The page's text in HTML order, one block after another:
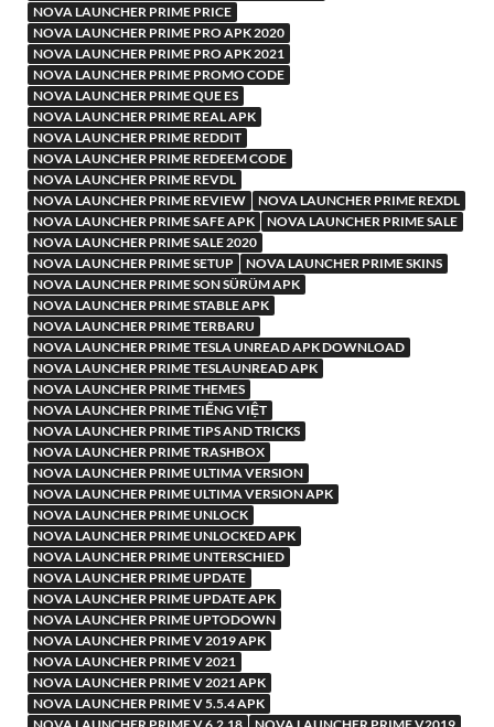
NOVA LAUNCHER PRIME PRICE
NOVA LAUNCHER PRIME PRO APK 2020
NOVA LAUNCHER PRIME PRO APK 2021
NOVA LAUNCHER PRIME PROMO CODE
NOVA LAUNCHER PRIME QUE ES
NOVA LAUNCHER PRIME REAL APK
NOVA LAUNCHER PRIME REDDIT
NOVA LAUNCHER PRIME REDEEM CODE
NOVA LAUNCHER PRIME REVDL
NOVA LAUNCHER PRIME REVIEW
NOVA LAUNCHER PRIME REXDL
NOVA LAUNCHER PRIME SAFE APK
NOVA LAUNCHER PRIME SALE
NOVA LAUNCHER PRIME SALE 2020
NOVA LAUNCHER PRIME SETUP
NOVA LAUNCHER PRIME SKINS
NOVA LAUNCHER PRIME SON SÜRÜM APK
NOVA LAUNCHER PRIME STABLE APK
NOVA LAUNCHER PRIME TERBARU
NOVA LAUNCHER PRIME TESLA UNREAD APK DOWNLOAD
NOVA LAUNCHER PRIME TESLAUNREAD APK
NOVA LAUNCHER PRIME THEMES
NOVA LAUNCHER PRIME TIẾNG VIỆT
NOVA LAUNCHER PRIME TIPS AND TRICKS
NOVA LAUNCHER PRIME TRASHBOX
NOVA LAUNCHER PRIME ULTIMA VERSION
NOVA LAUNCHER PRIME ULTIMA VERSION APK
NOVA LAUNCHER PRIME UNLOCK
NOVA LAUNCHER PRIME UNLOCKED APK
NOVA LAUNCHER PRIME UNTERSCHIED
NOVA LAUNCHER PRIME UPDATE
NOVA LAUNCHER PRIME UPDATE APK
NOVA LAUNCHER PRIME UPTODOWN
NOVA LAUNCHER PRIME V 2019 APK
NOVA LAUNCHER PRIME V 2021
NOVA LAUNCHER PRIME V 2021 APK
NOVA LAUNCHER PRIME V 5.5.4 APK